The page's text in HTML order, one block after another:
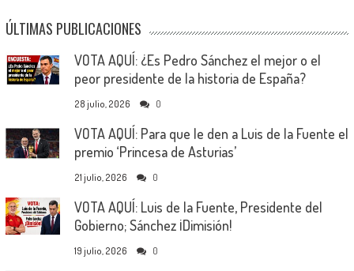
ÚLTIMAS PUBLICACIONES
VOTA AQUÍ: ¿Es Pedro Sánchez el mejor o el
peor presidente de la historia de España?
28 julio, 2026 0
VOTA AQUÍ: Para que le den a Luis de la Fuente el
premio ‘Princesa de Asturias’
21 julio, 2026 0
VOTA AQUÍ: Luis de la Fuente, Presidente del
Gobierno; Sánchez ¡Dimisión!
19 julio, 2026 0